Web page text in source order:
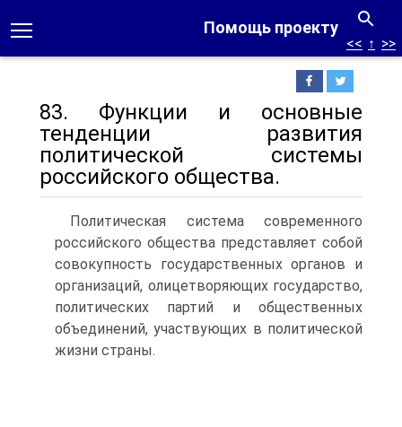
Помощь проекту
<< ↑ >>
83. Функции и основные
тенденции развития
политической системы
российского общества.
Политическая система современного
российского общества представляет собой
совокупность государственных органов и
организаций, олицетворяющих государство,
политических партий и общественных
объединений, участвующих в политической
жизни страны.